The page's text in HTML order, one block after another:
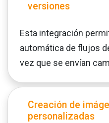
versiones
Esta integración
automática de flujos
vez que se envían
Creación de
personalizadas